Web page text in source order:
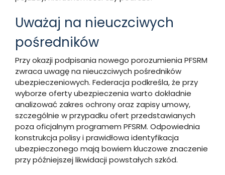
Uważaj na nieuczciwych
pośredników
Przy okazji podpisania nowego porozumienia PFSRM
zwraca uwagę na nieuczciwych pośredników
ubezpieczeniowych. Federacja podkreśla, że przy
wyborze oferty ubezpieczenia warto dokładnie
analizować zakres ochrony oraz zapisy umowy,
szczególnie w przypadku ofert przedstawianych
poza oficjalnym programem PFSRM. Odpowiednia
konstrukcja polisy i prawidłowa identyfikacja
ubezpieczonego mają bowiem kluczowe znaczenie
przy późniejszej likwidacji powstałych szkód.